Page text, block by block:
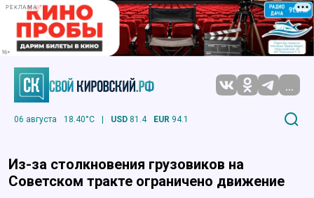
РЕКЛАМА
...
06 августа 18.40°C | USD 81.4 EUR 94.1
Из-за столкновения грузовиков на
Советском тракте ограничено движение